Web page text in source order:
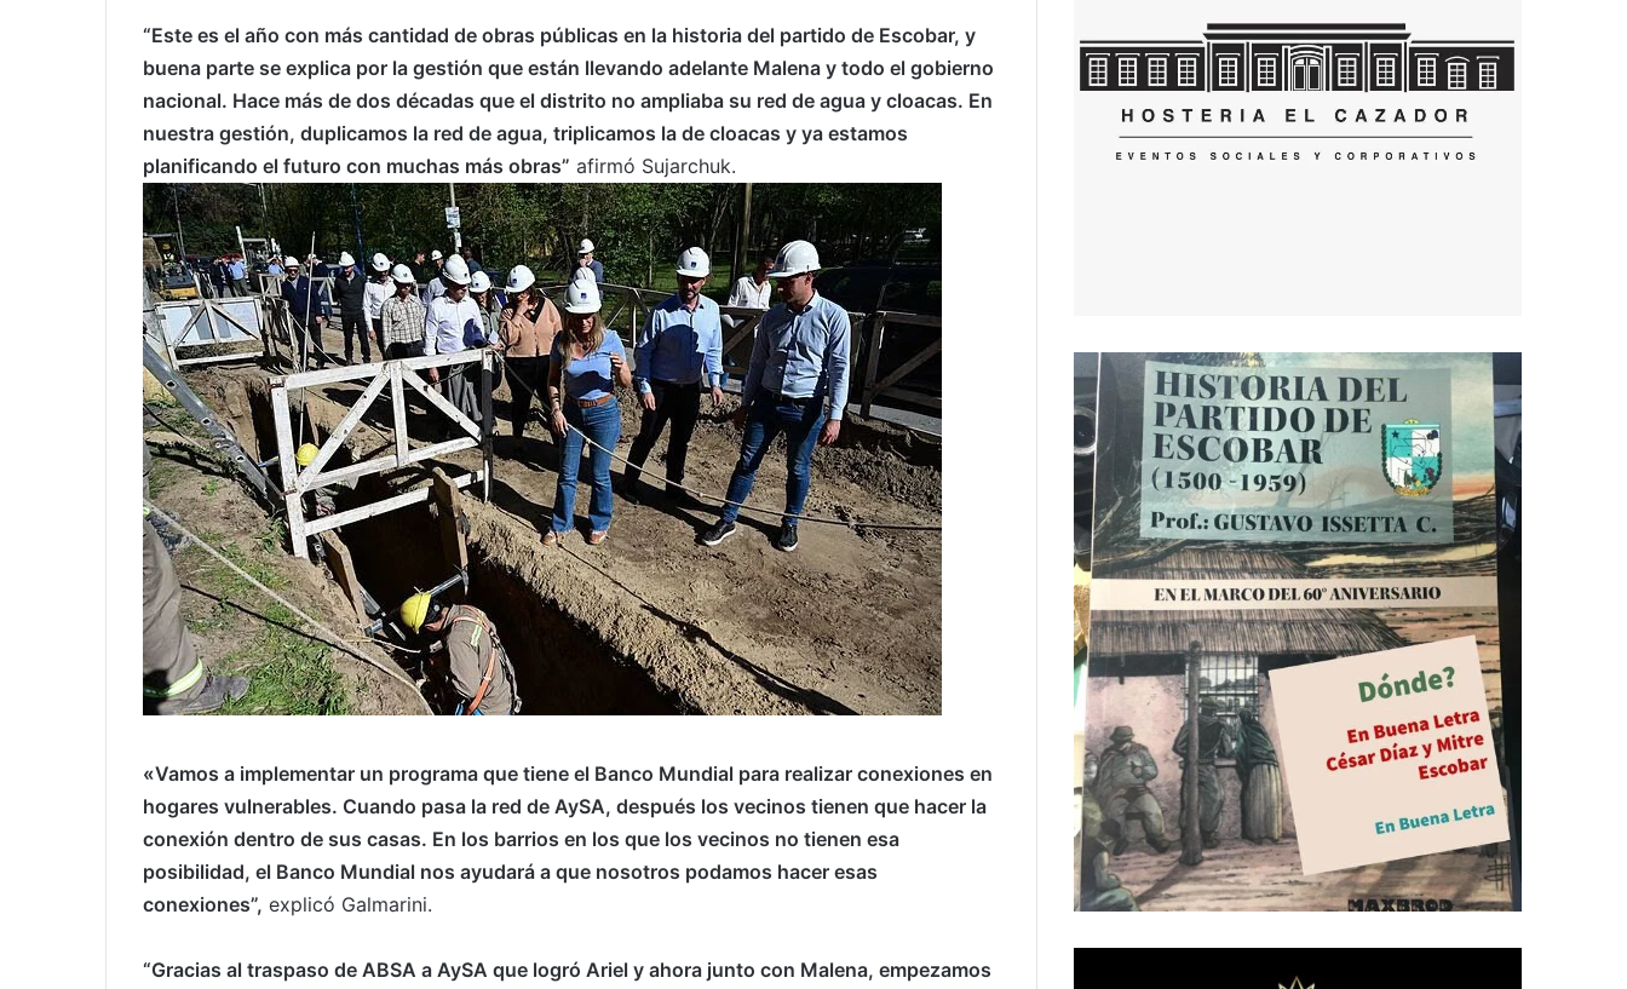
“Este es el año con más cantidad de obras públicas en la historia del partido de Escobar, y
buena parte se explica por la gestión que están llevando adelante Malena y todo el gobierno
nacional. Hace más de dos décadas que el distrito no ampliaba su red de agua y cloacas. En
nuestra gestión, duplicamos la red de agua, triplicamos la de cloacas y ya estamos
planificando el futuro con muchas más obras” afirmó Sujarchuk.
«Vamos a implementar un programa que tiene el Banco Mundial para realizar conexiones en
hogares vulnerables. Cuando pasa la red de AySA, después los vecinos tienen que hacer la
conexión dentro de sus casas. En los barrios en los que los vecinos no tienen esa
posibilidad, el Banco Mundial nos ayudará a que nosotros podamos hacer esas
conexiones”, explicó Galmarini.
“Gracias al traspaso de ABSA a AySA que logró Ariel y ahora junto con Malena, empezamos